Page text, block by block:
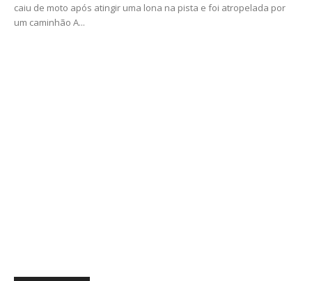
caiu de moto após atingir uma lona na pista e foi atropelada por
um caminhão A...